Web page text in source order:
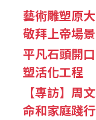
藝術雕塑原
敬拜上帝場景
平凡石頭開
塑活化工程
【專訪】周
命和家庭踐